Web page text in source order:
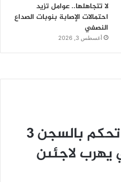
لا تتجاهلها.. عوامل تزيد
احتمالات الإصابة بنوبات الصداع
النصفي
أغسطس 3, 2026